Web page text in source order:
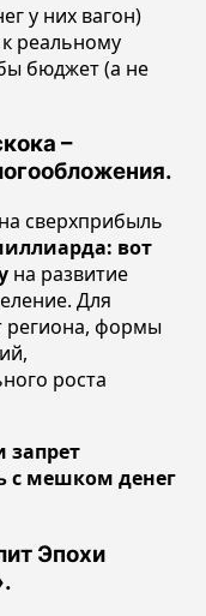
у них вагон)
реальному
бюджет (а не
–
сверхприбыль
вот
на развитие
Для
региона, формы
роста
запрет
с мешком денег
Эпохи